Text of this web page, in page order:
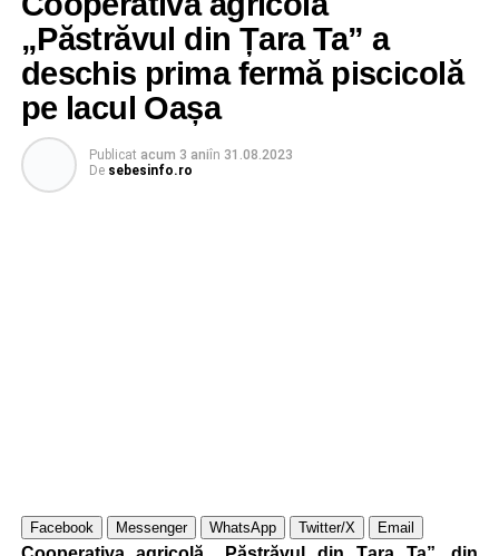
„Păstrăvul din Țara Ta” a
deschis prima fermă piscicolă
pe lacul Oașa
Publicat acum 3 aniîn 31.08.2023
De sebesinfo.ro
Facebook Messenger WhatsApp Twitter/X Email